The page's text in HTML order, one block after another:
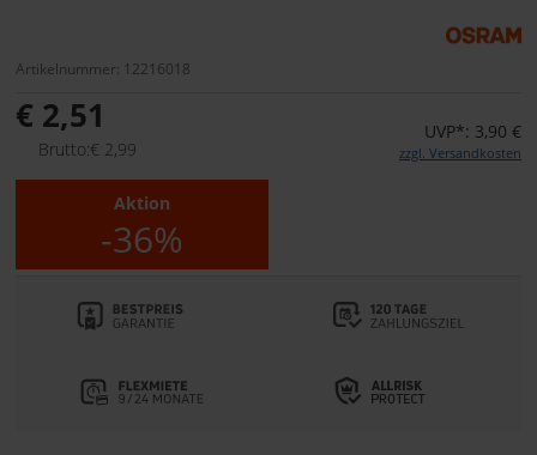
Artikelnummer: 12216018
€ 2,51
Brutto:€ 2,99
UVP*: 3,90 €
zzgl. Versandkosten
Aktion
-36%